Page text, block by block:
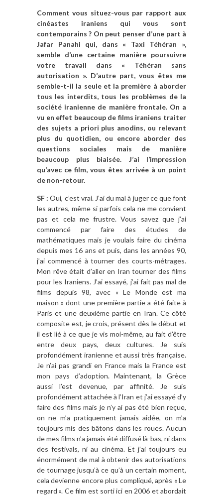
Comment vous situez-vous par rapport aux
cinéastes iraniens qui vous sont
contemporains ? On peut penser d’une part à
Jafar Panahi qui, dans « Taxi Téhéran »,
semble d’une certaine manière poursuivre
votre travail dans « Téhéran sans
autorisation ». D’autre part, vous êtes me
semble-t-il la seule et la première à aborder
tous les interdits, tous les problèmes de la
société iranienne de manière frontale. On a
vu en effet beaucoup de films iraniens traiter
des sujets a priori plus anodins, ou relevant
plus du quotidien, ou encore aborder des
questions sociales mais de manière
beaucoup plus biaisée. J’ai l’impression
qu’avec ce film, vous êtes arrivée à un point
de non-retour.
SF : Oui, c’est vrai. J’ai du mal à juger ce que font
les autres, même si parfois cela ne me convient
pas et cela me frustre. Vous savez que j’ai
commencé par faire des études de
mathématiques mais je voulais faire du cinéma
depuis mes 16 ans et puis, dans les années 90,
j’ai commencé à tourner des courts-métrages.
Mon rêve était d’aller en Iran tourner des films
pour les Iraniens. J’ai essayé, j’ai fait pas mal de
films depuis 98, avec « Le Monde est ma
maison » dont une première partie a été faite à
Paris et une deuxième partie en Iran. Ce côté
composite est, je crois, présent dès le début et
il est lié à ce que je vis moi-même, au fait d’être
entre deux pays, deux cultures. Je suis
profondément iranienne et aussi très française.
Je n’ai pas grandi en France mais la France est
mon pays d’adoption. Maintenant, la Grèce
aussi l’est devenue, par affinité. Je suis
profondément attachée à l’Iran et j’ai essayé d’y
faire des films mais je n’y ai pas été bien reçue,
on ne m’a pratiquement jamais aidée, on m’a
toujours mis des bâtons dans les roues. Aucun
de mes films n’a jamais été diffusé là-bas, ni dans
des festivals, ni au cinéma. Et j’ai toujours eu
énormément de mal à obtenir des autorisations
de tournage jusqu’à ce qu’à un certain moment,
cela devienne encore plus compliqué, après « Le
regard ». Ce film est sorti ici en 2006 et abordait